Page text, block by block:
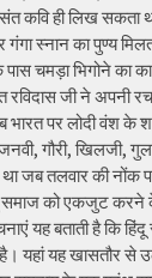
ही लिख सकता
गंगा स्नान का पुण्य
चमड़ा भिगोने का का
रविदास जी ने अपनी
भारत पर लोदी वंश
गौरी, खिलजी,
जब तलवार की नोंक
समाज को एकजुट करने
यह बताती है कि
यहां यह खासतौर से